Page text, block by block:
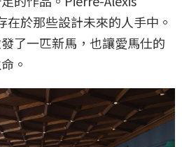
在於那些設計未來的人手中。
了一匹新馬，也讓愛馬仕的
。